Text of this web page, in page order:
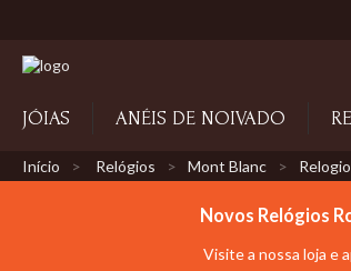
JÓIAS ANÉIS DE NOIVADO
Início Relógios Mont Blanc
Novos Relógios
Visite a nossa loja e